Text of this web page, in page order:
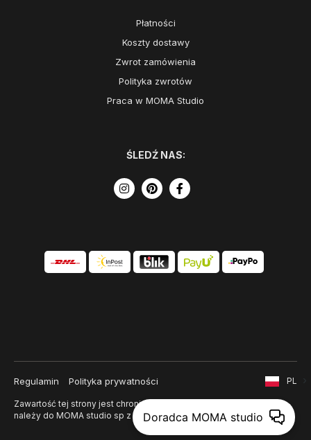
Płatności
Koszty dostawy
Zwrot zamówienia
Polityka zwrotów
Praca w MOMA Studio
ŚLEDŹ NAS:
Regulamin Polityka prywatności
Zawartość tej strony jest chroniona prawem autorskim i
należy do MOMA studio sp z o. o.
PL
Doradca MOMA studio